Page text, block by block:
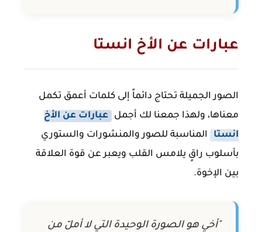
عبارات عن الأخ انستا
الصور الجميلة تحتاج دائماً إلى كلمات أعمق تكمل
معناها، ولهذا جمعنا لك أجمل
عبارات عن الأخ
انستا
المناسبة للصور والمنشورات والستوري
بأسلوب راقٍ يلامس القلب ويعبر عن قوة العلاقة
بين الإخوة.
"أخي هو الصورة الوحيدة التي لا أملّ من